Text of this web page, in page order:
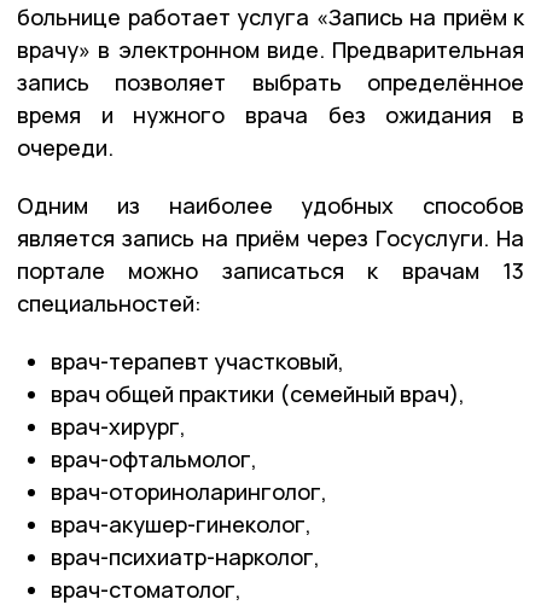
больнице работает услуга «Запись на приём к
врачу» в электронном виде. Предварительная
запись позволяет выбрать определённое
время и нужного врача без ожидания в
очереди.
Одним из наиболее удобных способов
является запись на приём через Госуслуги. На
портале можно записаться к врачам 13
специальностей:
врач-терапевт участковый,
врач общей практики (семейный врач),
врач-хирург,
врач-офтальмолог,
врач-оториноларинголог,
врач-акушер-гинеколог,
врач-психиатр-нарколог,
врач-стоматолог,